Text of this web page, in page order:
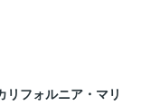
リフォルニア・マリ